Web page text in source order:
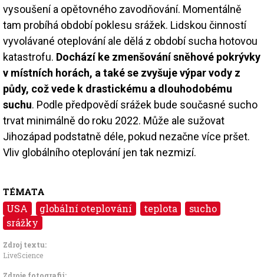
vysoušení a opětovného zavodňování. Momentálně
tam probíhá období poklesu srážek. Lidskou činností
vyvolávané oteplování ale dělá z období sucha hotovou
katastrofu. Dochází ke zmenšování sněhové pokrývky
v místních horách, a také se zvyšuje výpar vody z
půdy, což vede k drastickému a dlouhodobému
suchu. Podle předpovědí srážek bude současné sucho
trvat minimálně do roku 2022. Může ale sužovat
Jihozápad podstatně déle, pokud nezačne více pršet.
Vliv globálního oteplování jen tak nezmizí.
TÉMATA
USA globální oteplování teplota
sucho
srážky
Zdroj textu:
LiveScience
Zdroje fotografii: